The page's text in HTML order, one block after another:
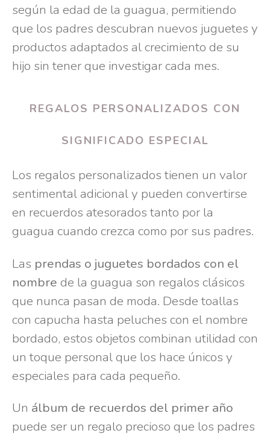
según la edad de la guagua, permitiendo
que los padres descubran nuevos juguetes y
productos adaptados al crecimiento de su
hijo sin tener que investigar cada mes.
REGALOS PERSONALIZADOS CON
SIGNIFICADO ESPECIAL
Los regalos personalizados tienen un valor
sentimental adicional y pueden convertirse
en recuerdos atesorados tanto por la
guagua cuando crezca como por sus padres.
Las prendas o juguetes bordados con el
nombre de la guagua son regalos clásicos
que nunca pasan de moda. Desde toallas
con capucha hasta peluches con el nombre
bordado, estos objetos combinan utilidad con
un toque personal que los hace únicos y
especiales para cada pequeño.
Un álbum de recuerdos del primer año
puede ser un regalo precioso que los padres